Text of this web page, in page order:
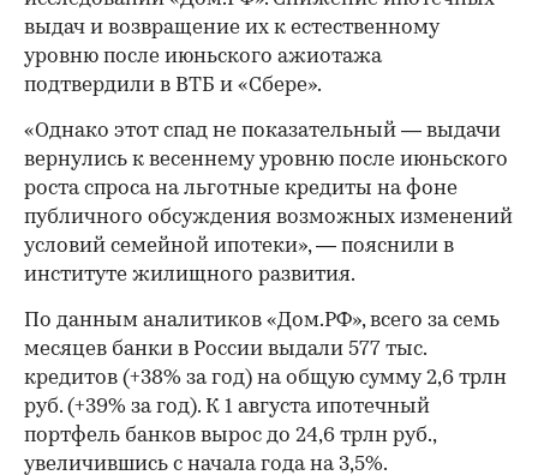
выдач и возвращение их к естественному
уровню после июньского ажиотажа
подтвердили в ВТБ и «Сбере».
«Однако этот спад не показательный — выдачи
вернулись к весеннему уровню после июньского
роста спроса на льготные кредиты на фоне
публичного обсуждения возможных изменений
условий семейной ипотеки», — пояснили в
институте жилищного развития.
По данным аналитиков «Дом.РФ», всего за семь
месяцев банки в России выдали 577 тыс.
кредитов (+38% за год) на общую сумму 2,6 трлн
руб. (+39% за год). К 1 августа ипотечный
портфель банков вырос до 24,6 трлн руб.,
увеличившись с начала года на 3,5%.